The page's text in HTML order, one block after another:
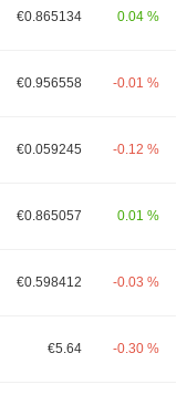
€0.865134 0.04 %
€0.956558 -0.01 %
€0.059245 -0.12 %
€0.865057 0.01 %
€0.598412 -0.03 %
€5.64 -0.30 %